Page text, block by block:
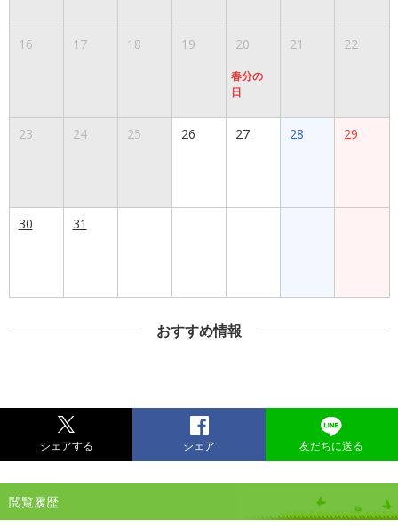
16 17 18 19 20
春分の
日
21 22
23 24 25 26 27 28 29
30 31
おすすめ情報
シェアする シェア 友だちに送る
閲覧履歴